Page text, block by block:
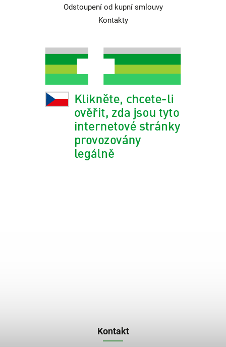
Odstoupení od kupní smlouvy
Kontakty
Kontakt